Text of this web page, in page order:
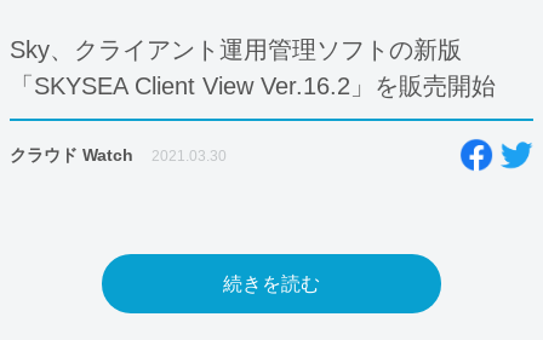
Sky、クライアント運用管理ソフトの新版
「SKYSEA Client View Ver.16.2」を販売開始
クラウド Watch 2021.03.30
続きを読む